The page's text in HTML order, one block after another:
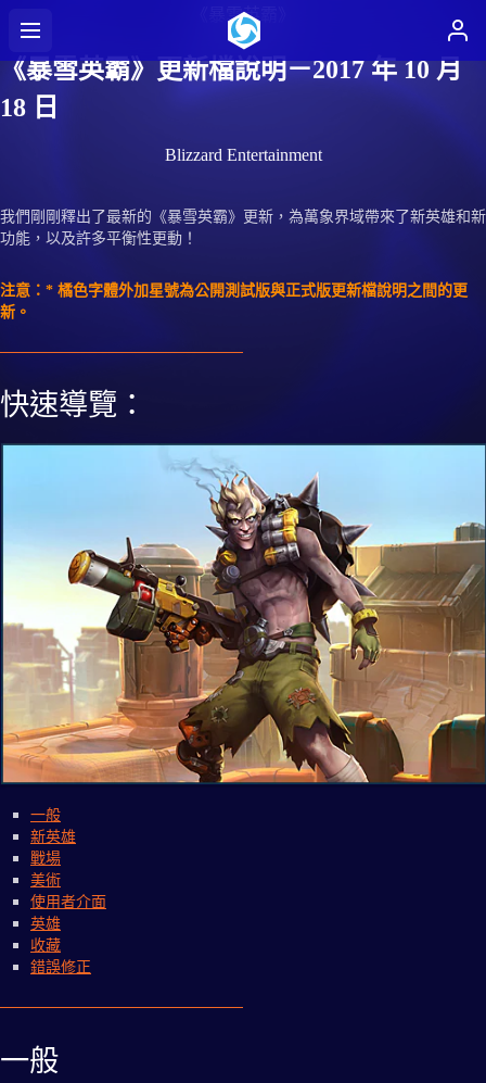
《暴雪英霸》
《暴雪英霸》更新檔說明－2017 年 10 月
18 日
Blizzard Entertainment
我們剛剛釋出了最新的《暴雪英霸》更新，為萬象界域帶來了新英雄和新
功能，以及許多平衡性更動！
注意：* 橘色字體外加星號為公開測試版與正式版更新檔說明之間的更
新。
快速導覽：
一般
新英雄
戰場
美術
使用者介面
英雄
收藏
錯誤修正
一般